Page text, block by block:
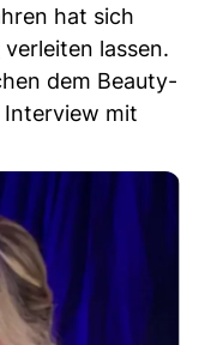
hat sich
verleiten lassen.
dem Beauty-
Interview mit